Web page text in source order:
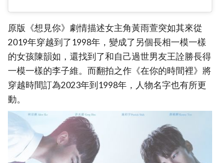
原版《想見你》劇情描述女主角黃雨萱突如其來從
2019年穿越到了1998年，變成了另個長相一模一樣
的女孩陳韻如，還找到了和自己過世男友王詮勝長得
一模一樣的李子維。而翻拍之作《在你的時間裡》將
穿越時間訂為2023年到1998年，人物名字也有所更
動。